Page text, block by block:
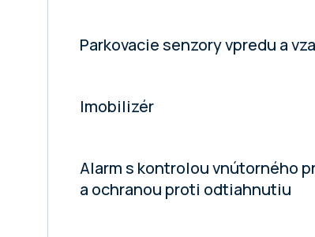
Parkovacie senzory vpredu a
Imobilizér
Alarm s kontrolou vnútorného
a ochranou proti odtiahnutiu